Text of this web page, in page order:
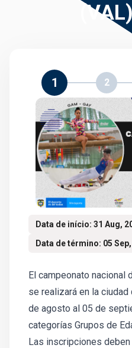
1 2
Data de início: 31 Aug,
Data de término: 05
El campeonato nacional
se realizará en la
de agosto al 05 de
categorías Grupos de
Las inscripciones